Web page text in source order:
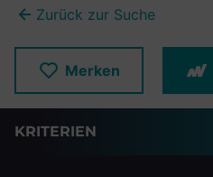
Zurück zur Suche
Merken
KRITERIEN